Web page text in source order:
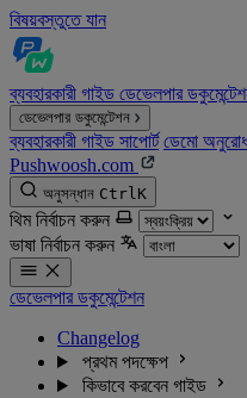
বিষয়বস্তুতে যান
ব্যবহারকারী গাইড ডেভেলপার
ডেভেলপার ডকুমেন্টেশন
ব্যবহারকারী গাইড সাপোর্ট ডেমো
Pushwoosh.com
অনুসন্ধান CtrlK
থিম নির্বাচন করুন
ভাষা নির্বাচন করুন
ডেভেলপার ডকুমেন্টেশন
Changelog
প্রথম পদক্ষেপ
কিভাবে করবেন গাইড